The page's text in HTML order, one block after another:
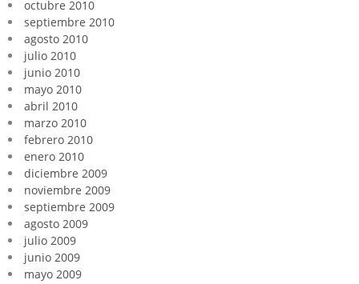
octubre 2010
septiembre 2010
agosto 2010
julio 2010
junio 2010
mayo 2010
abril 2010
marzo 2010
febrero 2010
enero 2010
diciembre 2009
noviembre 2009
septiembre 2009
agosto 2009
julio 2009
junio 2009
mayo 2009